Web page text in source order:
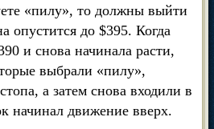
«пилу», то должны выйти
опустится до $395. Когда
и снова начинала расти,
выбрали «пилу»,
а затем снова входили в
начинал движение вверх.